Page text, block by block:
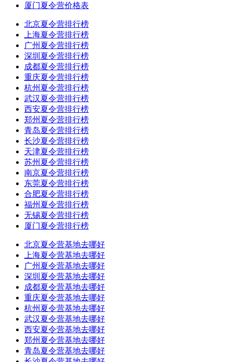
厦门夏令营价格表
北京夏令营排行榜
上海夏令营排行榜
广州夏令营排行榜
深圳夏令营排行榜
成都夏令营排行榜
重庆夏令营排行榜
杭州夏令营排行榜
武汉夏令营排行榜
西安夏令营排行榜
郑州夏令营排行榜
青岛夏令营排行榜
长沙夏令营排行榜
天津夏令营排行榜
苏州夏令营排行榜
南京夏令营排行榜
东莞夏令营排行榜
合肥夏令营排行榜
福州夏令营排行榜
无锡夏令营排行榜
厦门夏令营排行榜
北京夏令营基地去哪好
上海夏令营基地去哪好
广州夏令营基地去哪好
深圳夏令营基地去哪好
成都夏令营基地去哪好
重庆夏令营基地去哪好
杭州夏令营基地去哪好
武汉夏令营基地去哪好
西安夏令营基地去哪好
郑州夏令营基地去哪好
青岛夏令营基地去哪好